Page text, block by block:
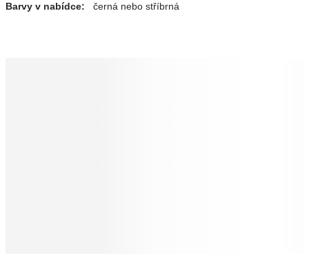
Barvy v nabídce: černá nebo stříbrná